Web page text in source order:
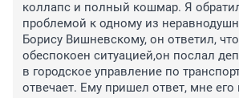
коллапс и полный кошмар. Я
проблемой к одному из
Борису Вишневскому, он ответил,
обеспокоен ситуацией,он послал
в городское управление по
отвечает. Ему пришел ответ, мне его